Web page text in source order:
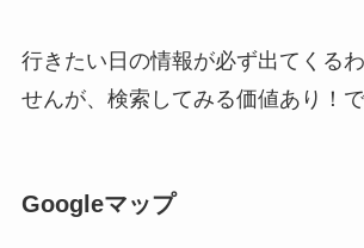
行きたい日の情報が必ず出てくる
せんが、検索してみる価値あり！で
Googleマップ